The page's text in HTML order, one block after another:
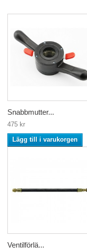
Snabbmutter...
475 kr
Lägg till i varukorgen
Ventilförlä...